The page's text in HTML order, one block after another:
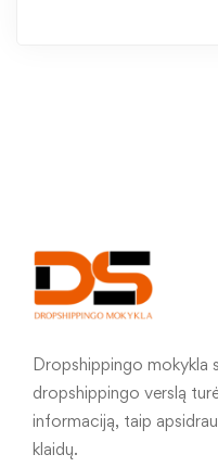
Dropshippingo mokykla
dropshippingo verslą
informaciją, taip
klaidų.